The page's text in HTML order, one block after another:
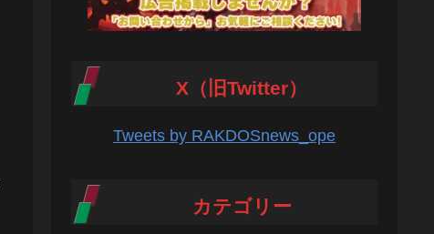
X（旧Twitter）
Tweets by RAKDOSnews_ope
カテゴリー